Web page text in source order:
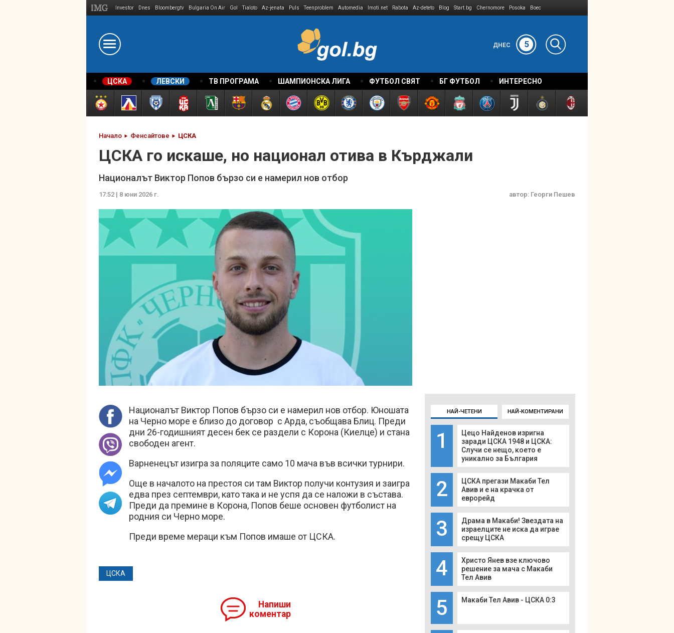
Investor Dnes Bloombergtv Bulgaria On Air Gol Tialoto Az-jenata Puls Teenproblem Automedia Imoti.net Rabota Az-deteto Blog Start.bg Chernomore Posoka Boec
ДНЕС 5
ЦСКА ЛЕВСКИ ТВ ПРОГРАМА ШАМПИОНСКА ЛИГА ФУТБОЛ СВЯТ БГ ФУТБОЛ ИНТЕРЕСНО
Начало Фенсайтове ЦСКА
ЦСКА го искаше, но национал отива в Кърджали
Националът Виктор Попов бързо си е намерил нов отбор
17:52 | 8 юни 2026 г. автор: Георги Пешев
Националът Виктор Попов бързо си е намерил нов отбор. Юношата
на Черно море е близо до договор с Арда, съобщава Блиц. Преди
дни 26-годишният десен бек се раздели с Корона (Киелце) и стана
свободен агент.
Варненецът изигра за поляците само 10 мача във всички турнири.
Още в началото на престоя си там Виктор получи контузия и заигра
едва през септември, като така и не успя да се наложи в състава.
Преди да премине в Корона, Попов беше основен футболист на
родния си Черно море.
Преди време мераци към Попов имаше от ЦСКА.
ЦСКА
Напиши
коментар
НАЙ-ЧЕТЕНИ НАЙ-КОМЕНТИРАНИ
1
Цецо Найденов изригна
заради ЦСКА 1948 и ЦСКА:
Случи се нещо, което е
уникално за България
2
ЦСКА прегази Макаби Тел
Авив и е на крачка от
еврорейд
3
Драма в Макаби! Звездата на
израелците не иска да играе
срещу ЦСКА
4
Христо Янев взе ключово
решение за мача с Макаби
Тел Авив
5 Макаби Тел Авив - ЦСКА 0:3